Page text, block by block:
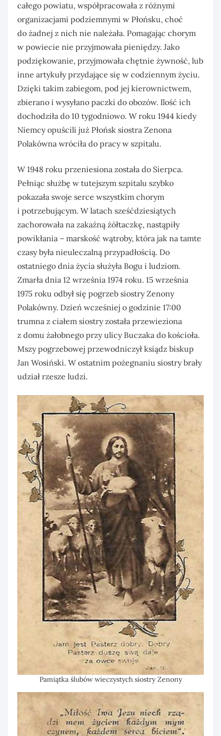
całego powiatu, współpracowała z różnymi
organizacjami podziemnymi w Płońsku, choć
do żadnej z nich nie należała. Pomagając chorym
w powiecie nie przyjmowała pieniędzy. Jako
podziękowanie, przyjmowała chętnie żywność, lub
inne artykuły przydające się w codziennym życiu.
Dzięki takim zabiegom, pod jej kierownictwem,
zbierano i wysyłano paczki do obozów. Ilość ich
dochodziła do 10 tygodniowo. W roku 1944 kiedy
Niemcy opuścili już Płońsk siostra Zenona
Polakówna wróciła do pracy w szpitalu.
W 1948 roku przeniesiona została do Sierpca.
Pełniąc służbę w tutejszym szpitalu szybko
pokazała swoje serce wszystkim chorym
i potrzebującym. W latach sześćdziesiątych
zachorowała na zakaźną żółtaczkę, nastąpiły
powikłania – marskość wątroby, która jak na tamte
czasy była nieuleczalną przypadłością. Do
ostatniego dnia życia służyła Bogu i ludziom.
Zmarła dnia 12 września 1974 roku. 15 września
1975 roku odbył się pogrzeb siostry Zenony
Polakówny. Dzień wcześniej o godzinie 17:00
trumna z ciałem siostry została przewieziona
z domu żałobnego przy ulicy Buczaka do kościoła.
Mszy pogrzebowej przewodniczył ksiądz biskup
Jan Wosiński. W ostatnim pożegnaniu siostry brały
udział rzesze ludzi.
Pamiątka ślubów wieczystych siostry Zenony